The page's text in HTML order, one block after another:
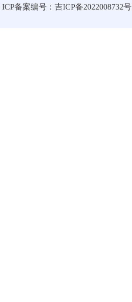
ICP备案编号： 吉ICP备2022008732号